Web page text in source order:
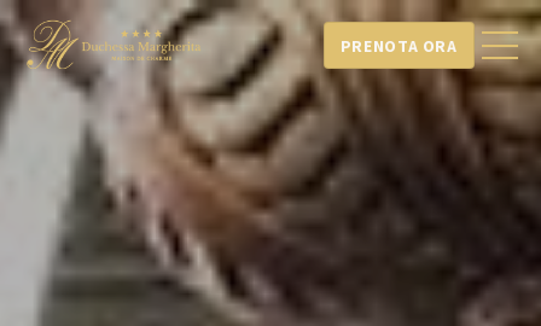
PRENOTA ORA